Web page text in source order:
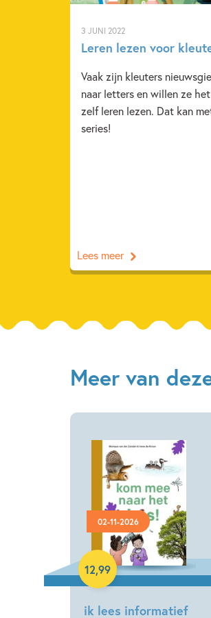
3 JUNI 2022
Leren lezen voor
Vaak zijn kleuters
naar letters en willen ze
zelf leren lezen. Dat kan
series!
Lees meer
Meer van
02-11-2026
ik lees informatief
12,99
Hardcover